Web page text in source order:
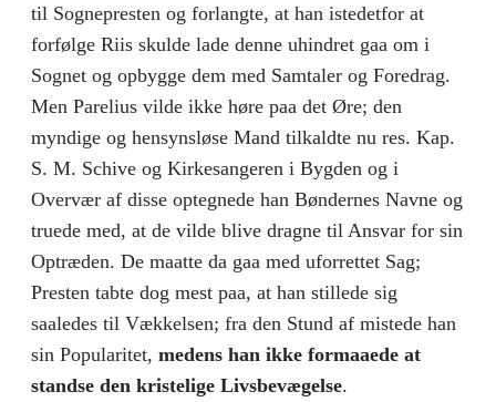
til Sognepresten og forlangte, at han istedetfor at
forfølge Riis skulde lade denne uhindret gaa om i
Sognet og opbygge dem med Samtaler og Foredrag.
Men Parelius vilde ikke høre paa det Øre; den
myndige og hensynsløse Mand tilkaldte nu res. Kap.
S. M. Schive og Kirkesangeren i Bygden og i
Overvær af disse optegnede han Bøndernes Navne og
truede med, at de vilde blive dragne til Ansvar for sin
Optræden. De maatte da gaa med uforrettet Sag;
Presten tabte dog mest paa, at han stillede sig
saaledes til Vækkelsen; fra den Stund af mistede han
sin Popularitet, medens han ikke formaaede at
standse den kristelige Livsbevægelse.